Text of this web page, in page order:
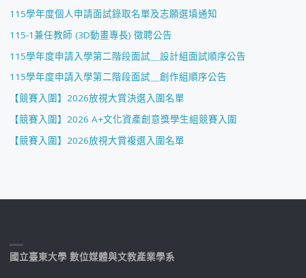
115學年度個人申請面試錄取名單及志願選填通知
115-1兼任教師 (3D動畫專長) 徵聘公告
115學年度申請入學第二階段面試＿設計組面試順序公告
115學年度申請入學第二階段面試＿創作組順序公告
【競賽入圍】2026放視大賞決選入圍名單
【競賽入圍】2026 A+文化資產創意獎學生組競賽入圍
【競賽入圍】2026放視大賞複選入圍名單
國立臺東大學 數位媒體與文教產業學系